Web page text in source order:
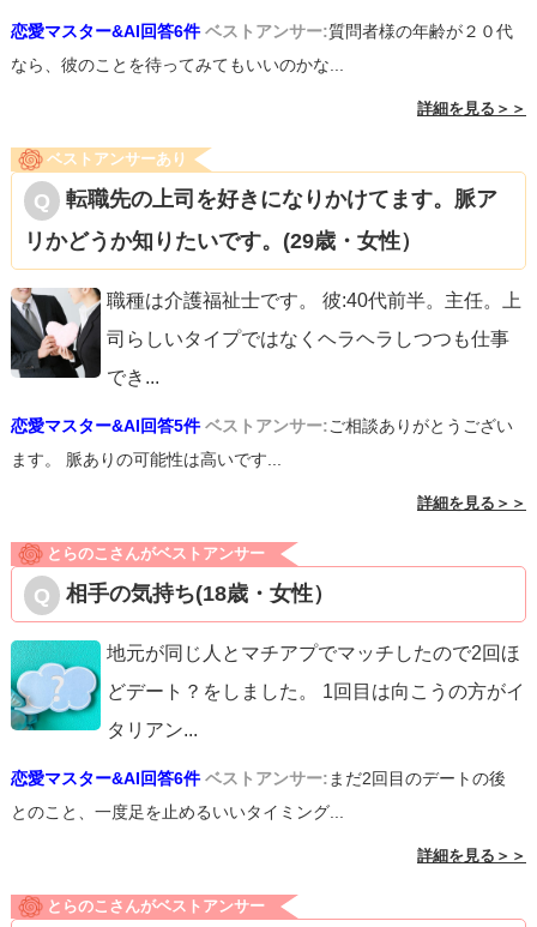
恋愛マスター&AI回答6件 ベストアンサー:質問者様の年齢が２０代
なら、彼のことを待ってみてもいいのかな...
詳細を見る＞＞
ベストアンサーあり
転職先の上司を好きになりかけてます。脈ア
リかどうか知りたいです。(29歳・女性）
職種は介護福祉士です。 彼:40代前半。主任。上
司らしいタイプではなくヘラヘラしつつも仕事
でき ...
恋愛マスター&AI回答5件 ベストアンサー:ご相談ありがとうござい
ます。 脈ありの可能性は高いです...
詳細を見る＞＞
とらのこさんがベストアンサー
相手の気持ち(18歳・女性）
地元が同じ人とマチアプでマッチしたので2回ほ
どデート？をしました。 1回目は向こうの方がイ
タリアン...
恋愛マスター&AI回答6件 ベストアンサー: まだ2回目のデートの後
とのこと、一度足を止めるいいタイミング...
詳細を見る＞＞
とらのこさんがベストアンサー